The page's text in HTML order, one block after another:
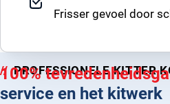
Frisser gevoel door
PROFESSIONELE KITTER
100%
service en het kitwerk